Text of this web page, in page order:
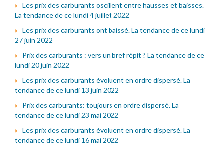
Les prix des carburants oscillent entre hausses et baisses.
La tendance de ce lundi 4 juillet 2022
Les prix des carburants ont baissé. La tendance de ce lundi
27 juin 2022
Prix des carburants : vers un bref répit ? La tendance de ce
lundi 20 juin 2022
Les prix des carburants évoluent en ordre dispersé. La
tendance de ce lundi 13 juin 2022
Prix des carburants: toujours en ordre dispersé. La
tendance de ce lundi 23 mai 2022
Les prix des carburants évoluent en ordre dispersé. La
tendance de ce lundi 16 mai 2022